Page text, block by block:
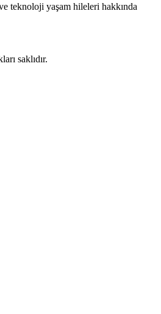
teknoloji yaşam hileleri hakkında
saklıdır.